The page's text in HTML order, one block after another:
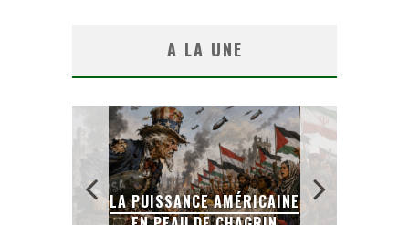
A LA UNE
LA PUISSANCE AMÉRICAINE